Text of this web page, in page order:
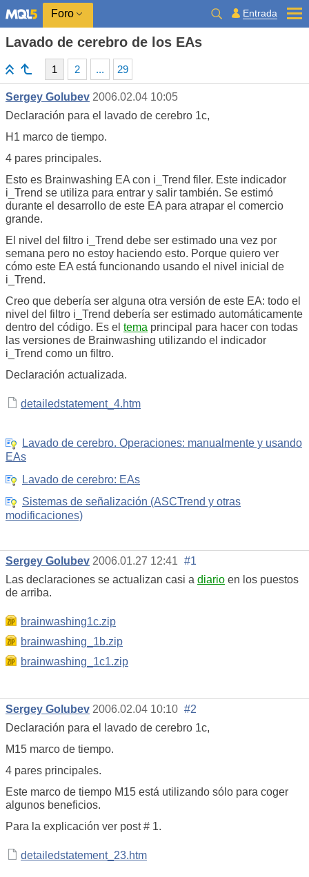
Foro Entrada
Lavado de cerebro de los EAs
1 2 ... 29
Sergey Golubev 2006.02.04 10:05
Declaración para el lavado de cerebro 1c,
H1 marco de tiempo.
4 pares principales.
Esto es Brainwashing EA con i_Trend filer. Este indicador
i_Trend se utiliza para entrar y salir también. Se estimó
durante el desarrollo de este EA para atrapar el comercio
grande.
El nivel del filtro i_Trend debe ser estimado una vez por
semana pero no estoy haciendo esto. Porque quiero ver
cómo este EA está funcionando usando el nivel inicial de
i_Trend.
Creo que debería ser alguna otra versión de este EA: todo el
nivel del filtro i_Trend debería ser estimado automáticamente
dentro del código. Es el tema principal para hacer con todas
las versiones de Brainwashing utilizando el indicador
i_Trend como un filtro.
Declaración actualizada.
detailedstatement_4.htm
Lavado de cerebro. Operaciones: manualmente y usando
EAs
Lavado de cerebro: EAs
Sistemas de señalización (ASCTrend y otras
modificaciones)
Sergey Golubev 2006.01.27 12:41 #1
Las declaraciones se actualizan casi a diario en los puestos
de arriba.
brainwashing1c.zip
brainwashing_1b.zip
brainwashing_1c1.zip
Sergey Golubev 2006.02.04 10:10 #2
Declaración para el lavado de cerebro 1c,
M15 marco de tiempo.
4 pares principales.
Este marco de tiempo M15 está utilizando sólo para coger
algunos beneficios.
Para la explicación ver post # 1.
detailedstatement_23.htm